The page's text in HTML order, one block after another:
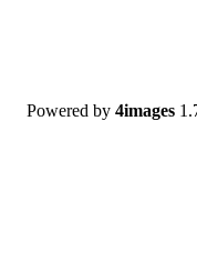
Powered by 4images